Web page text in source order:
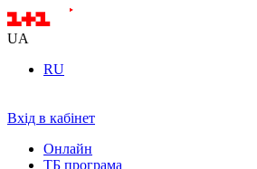
UA
RU
Вхід в кабінет
Онлайн
ТБ програма